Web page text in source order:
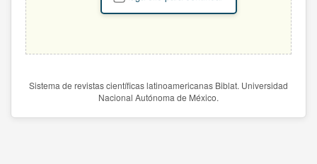
Sistema de revistas científicas latinoamericanas Biblat. Universidad
Nacional Autónoma de México.